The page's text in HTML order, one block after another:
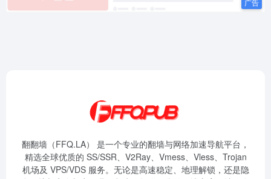
翻翻墙（FFQ.LA） 是一个专业的翻墙与网络加速导航平台，
精选全球优质的 SS/SSR、V2Ray、Vmess、Vless、Trojan
机场及 VPS/VDS 服务。无论是高速稳定、地理解锁，还是隐